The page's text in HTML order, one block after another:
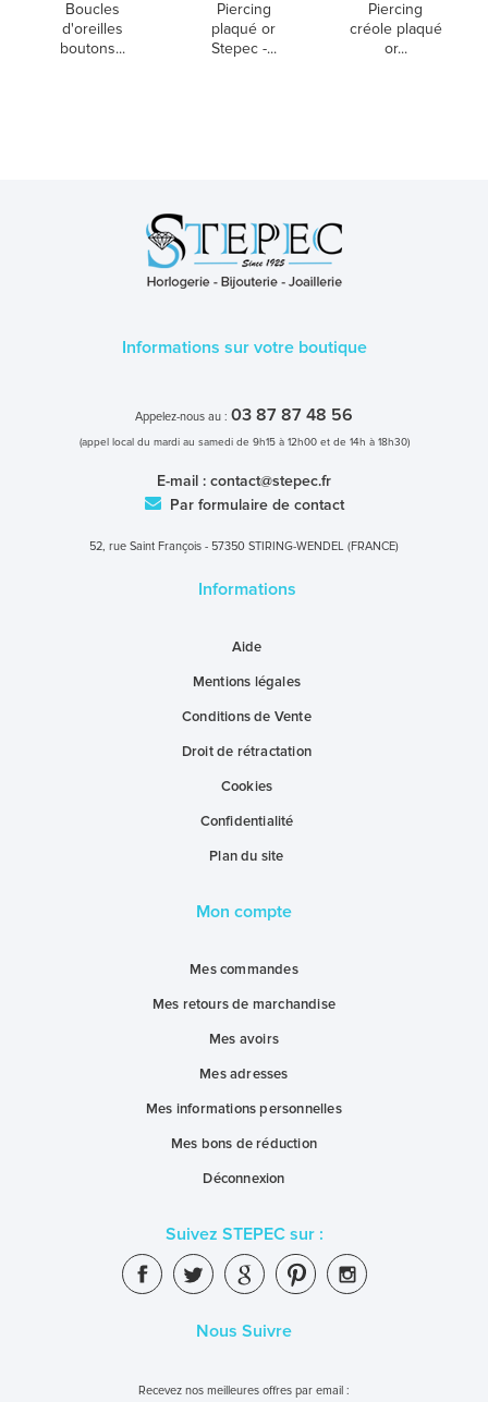
Boucles
d'oreilles
boutons...
Piercing
plaqué or
Stepec -...
Piercing
créole plaqué
or...
Informations sur votre boutique
Appelez-nous au : 03 87 87 48 56
(appel local du mardi au samedi de 9h15 à 12h00 et de 14h à 18h30)
E-mail : contact@stepec.fr
Par formulaire de contact
52, rue Saint François - 57350 STIRING-WENDEL (FRANCE)
Informations
Aide
Mentions légales
Conditions de Vente
Droit de rétractation
Cookies
Confidentialité
Plan du site
Mon compte
Mes commandes
Mes retours de marchandise
Mes avoirs
Mes adresses
Mes informations personnelles
Mes bons de réduction
Déconnexion
Suivez STEPEC sur :
Nous Suivre
Recevez nos meilleures offres par email :